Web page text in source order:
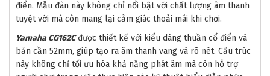
điển. Mẫu đàn này không chỉ nổi bật với chất lượng âm thanh
tuyệt vời mà còn mang lại cảm giác thoải mái khi chơi.
Yamaha CG162Cđược thiết kế với kiểu dáng thuần cổ điển và
bản cần 52mm, giúp tạo ra âm thanh vang và rõ nét. Cấu trúc
này không chỉ tối ưu hóa khả năng phát âm mà còn hỗ trợ